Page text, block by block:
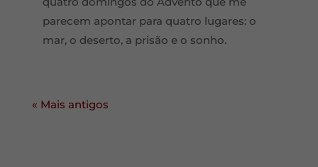
parecem apontar para quatro lugares: o
mar, o deserto, a prisão e o sonho.
« Older Entries